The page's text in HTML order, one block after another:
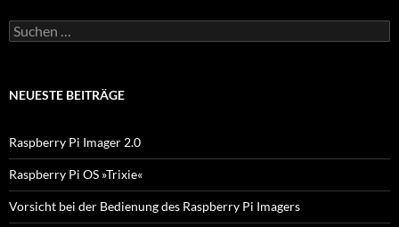
S
u
e
a
c
h
:
NEUESTE BEITRÄGE
Raspberry Pi Imager 2.0
Raspberry Pi OS »Trixie«
Vorsicht bei der Bedienung des Raspberry Pi Imagers